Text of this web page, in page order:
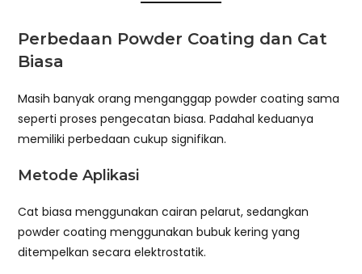
Perbedaan Powder Coating dan Cat
Biasa
Masih banyak orang menganggap powder coating sama
seperti proses pengecatan biasa. Padahal keduanya
memiliki perbedaan cukup signifikan.
Metode Aplikasi
Cat biasa menggunakan cairan pelarut, sedangkan
powder coating menggunakan bubuk kering yang
ditempelkan secara elektrostatik.